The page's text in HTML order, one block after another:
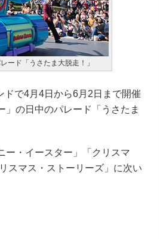
ード「うさたま大脱走！」
で4月4日から6月2日まで開催
の日中のパレード「うさたま
・イースター」「クリスマ
スマス・ストーリーズ」に次い